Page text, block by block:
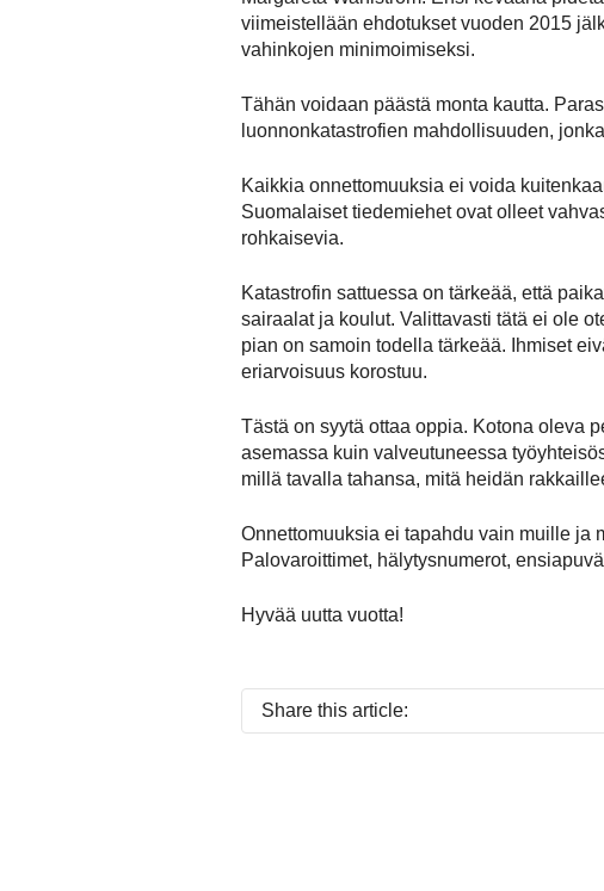
viimeistellään ehdotukset vuoden 2015
vahinkojen minimoimiseksi.
Tähän voidaan päästä monta kautta.
luonnonkatastrofien mahdollisuuden,
Kaikkia onnettomuuksia ei voida
Suomalaiset tiedemiehet ovat olleet
rohkaisevia.
Katastrofin sattuessa on tärkeää, että
sairaalat ja koulut. Valittavasti tätä ei ole
pian on samoin todella tärkeää. Ihmiset
eriarvoisuus korostuu.
Tästä on syytä ottaa oppia. Kotona oleva
asemassa kuin valveutuneessa
millä tavalla tahansa, mitä heidän
Onnettomuuksia ei tapahdu vain muille ja
Palovaroittimet, hälytysnumerot,
Hyvää uutta vuotta!
Share this article: